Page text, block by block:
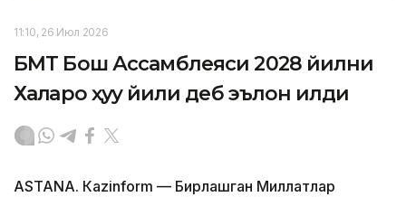
11:10, 26 Июл 2026
БМТ Бош Ассамблеяси 2028 йилни
Халқаро ҳуқуқ йили деб эълон қилди
ASTANА. Кazinform — Бирлашган Миллатлар